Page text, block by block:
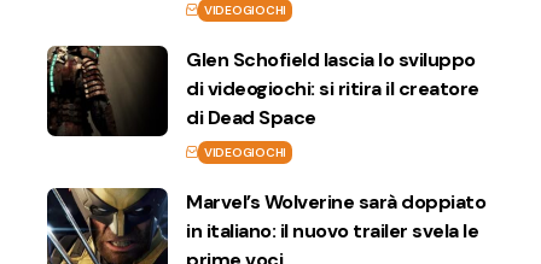
VIDEOGIOCHI
Glen Schofield lascia lo sviluppo
di videogiochi: si ritira il creatore
di Dead Space
VIDEOGIOCHI
Marvel’s Wolverine sarà doppiato
in italiano: il nuovo trailer svela le